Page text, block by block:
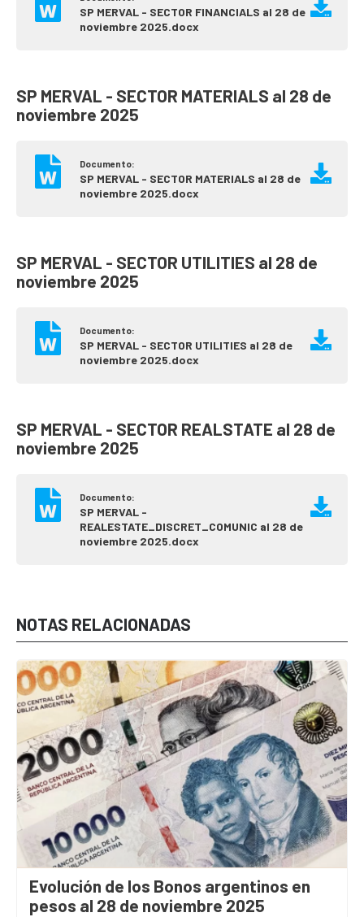
SP MERVAL - SECTOR FINANCIALS al 28 de
noviembre 2025.docx
SP MERVAL - SECTOR MATERIALS al 28 de
noviembre 2025
Documento:
SP MERVAL - SECTOR MATERIALS al 28 de
noviembre 2025.docx
SP MERVAL - SECTOR UTILITIES al 28 de
noviembre 2025
Documento:
SP MERVAL - SECTOR UTILITIES al 28 de
noviembre 2025.docx
SP MERVAL - SECTOR REALSTATE al 28 de
noviembre 2025
Documento:
SP MERVAL -
REALESTATE_DISCRET_COMUNIC al 28 de
noviembre 2025.docx
NOTAS RELACIONADAS
Evolución de los Bonos argentinos en
pesos al 28 de noviembre 2025